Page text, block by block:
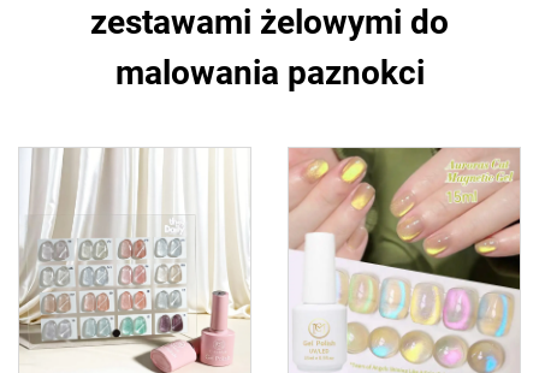
zestawami żelowymi do
malowania paznokci